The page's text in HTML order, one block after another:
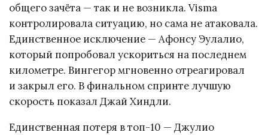
общего зачёта — так и не возникла. Visma
контролировала ситуацию, но сама не атаковала.
Единственное исключение — Афонсу Эулалио,
который попробовал ускориться на последнем
километре. Вингегор мгновенно отреагировал
и закрыл его. В финальном спринте лучшую
скорость показал Джай Хиндли.
Единственная потеря в топ-10 — Джулио